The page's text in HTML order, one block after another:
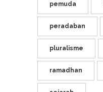
pemuda
peradaban
pluralisme
ramadhan